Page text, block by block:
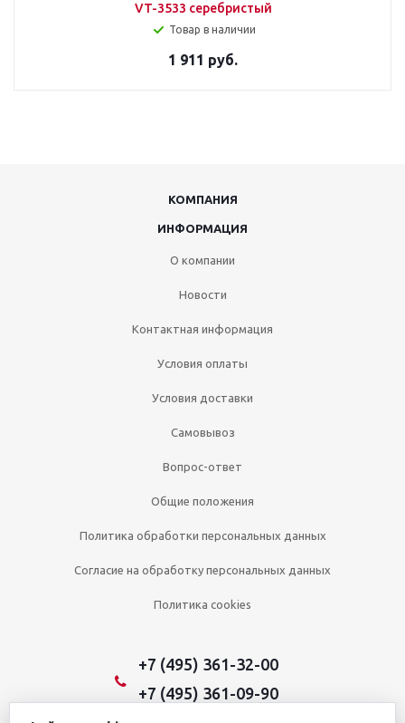
VT-3533 серебристый
Товар в наличии
1 911 руб.
КОМПАНИЯ
ИНФОРМАЦИЯ
О компании
Новости
Контактная информация
Условия оплаты
Условия доставки
Самовывоз
Вопрос-ответ
Общие положения
Политика обработки персональных данных
Согласие на обработку персональных данных
Политика cookies
+7 (495) 361-32-00
+7 (495) 361-09-90